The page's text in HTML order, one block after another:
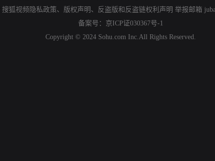
搜狐视频隐私政策、 版权声明 、 反盗版和反盗链权利声明 举报邮箱
备案号： 京ICP证030367号-1
Copyright © 2024 Sohu.com Inc.All Rights Reserved.